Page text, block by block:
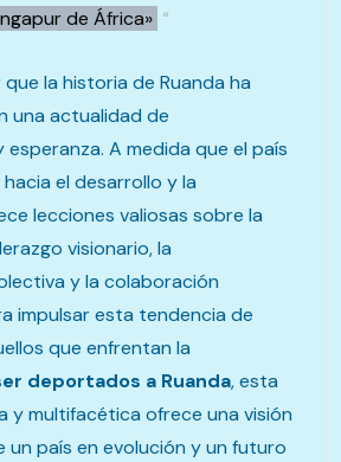
de África» “
la historia de Ruanda ha
una actualidad de
A medida que el país
el desarrollo y la
lecciones valiosas sobre la
visionario, la
y la colaboración
impulsar esta tendencia de
que enfrentan la
deportados a Ruanda, esta
y multifacética ofrece una visión
un país en evolución y un futuro